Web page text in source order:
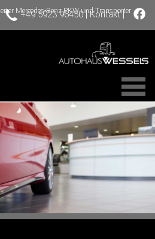
Mercedes-Benz PKW und Transporter
+49 5923 96450|Kontakt|